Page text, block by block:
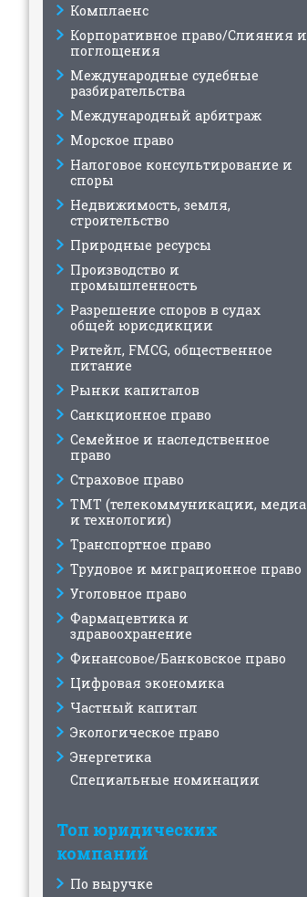
Комплаенс
Корпоративное право/Слияния и
поглощения
Международные судебные
разбирательства
Международный арбитраж
Морское право
Налоговое консультирование и
споры
Недвижимость, земля,
строительство
Природные ресурсы
Производство и
промышленность
Разрешение споров в судах
общей юрисдикции
Ритейл, FMCG, общественное
питание
Рынки капиталов
Санкционное право
Семейное и наследственное
право
Страховое право
ТМТ (телекоммуникации, медиа
и технологии)
Транспортное право
Трудовое и миграционное право
Уголовное право
Фармацевтика и
здравоохранение
Финансовое/Банковское право
Цифровая экономика
Частный капитал
Экологическое право
Энергетика
Специальные номинации
Топ юридических
компаний
По выручке